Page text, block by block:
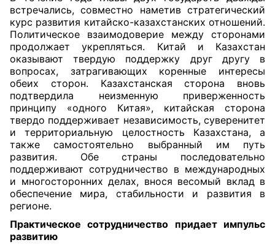
встречались, совместно наметив стратегический
курс развития китайско-казахстанских отношений.
Политическое взаимодоверие между сторонами
продолжает укрепляться. Китай и Казахстан
оказывают твердую поддержку друг другу в
вопросах, затрагивающих коренные интересы
обеих сторон. Казахстанская сторона вновь
подтвердила неизменную приверженность
принципу «одного Китая», китайская сторона
твердо поддерживает независимость, суверенитет
и территориальную целостность Казахстана, а
также самостоятельно выбранный им путь
развития. Обе страны последовательно
поддерживают сотрудничество в международных
и многосторонних делах, внося весомый вклад в
обеспечение мира, стабильности и развития в
регионе.
Практическое сотрудничество придает импульс
развитию